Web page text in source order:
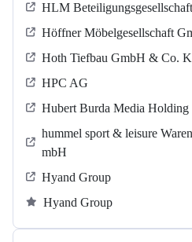
HLM
Höffner Möbelgesellschaft
Hoth Tiefbau GmbH & Co.
HPC AG
Hubert Burda Media
hummel sport & leisure
mbH
Hyand Group
Hyand Group